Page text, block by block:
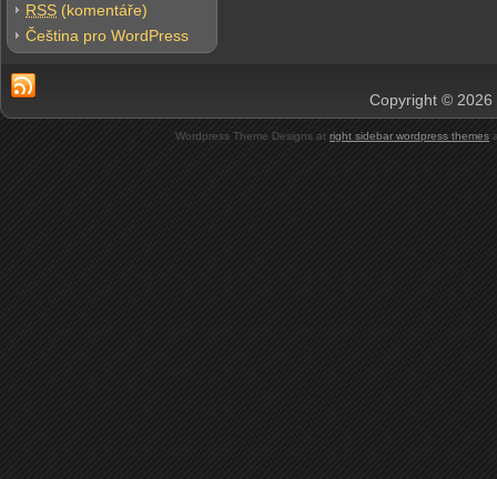
RSS (komentáře)
Čeština pro WordPress
Copyright © 2026
Wordpress Theme Designs at right sidebar wordpress themes